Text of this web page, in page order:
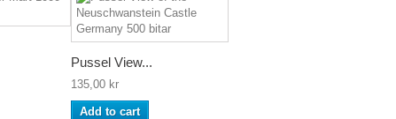
Pussel View...
135,00 kr
Add to cart